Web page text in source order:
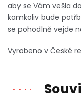
aby se Vám vešla
kamkoliv bude
se pohodlně vejde
Vyrobeno v České